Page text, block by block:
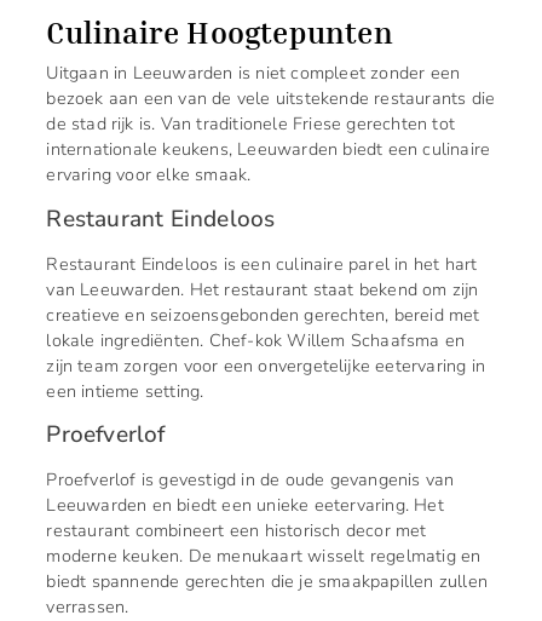
Culinaire Hoogtepunten
Uitgaan in Leeuwarden is niet compleet zonder een
bezoek aan een van de vele uitstekende restaurants die
de stad rijk is. Van traditionele Friese gerechten tot
internationale keukens, Leeuwarden biedt een culinaire
ervaring voor elke smaak.
Restaurant Eindeloos
Restaurant Eindeloos is een culinaire parel in het hart
van Leeuwarden. Het restaurant staat bekend om zijn
creatieve en seizoensgebonden gerechten, bereid met
lokale ingrediënten. Chef-kok Willem Schaafsma en
zijn team zorgen voor een onvergetelijke eetervaring in
een intieme setting.
Proefverlof
Proefverlof is gevestigd in de oude gevangenis van
Leeuwarden en biedt een unieke eetervaring. Het
restaurant combineert een historisch decor met
moderne keuken. De menukaart wisselt regelmatig en
biedt spannende gerechten die je smaakpapillen zullen
verrassen.